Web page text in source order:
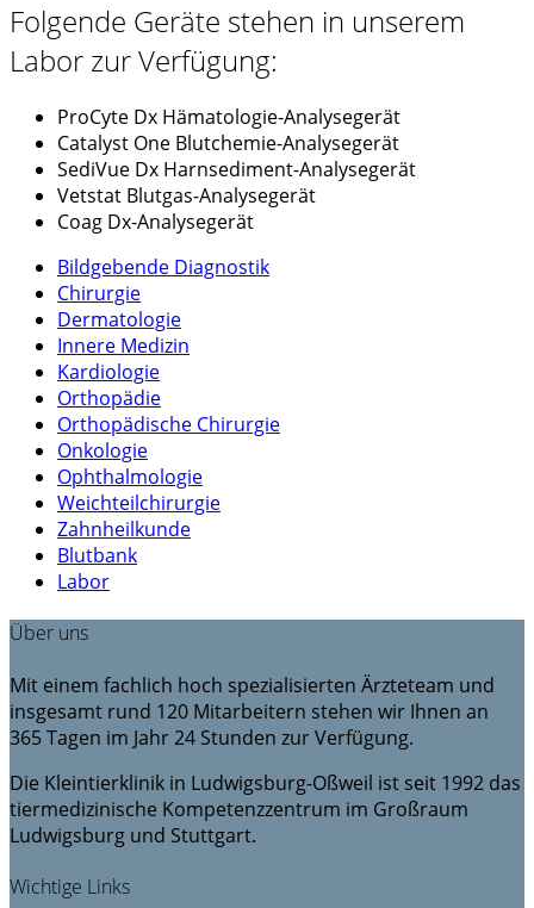
Folgende Geräte stehen in unserem
Labor zur Verfügung:
ProCyte Dx Hämatologie-Analysegerät
Catalyst One Blutchemie-Analysegerät
SediVue Dx Harnsediment-Analysegerät
Vetstat Blutgas-Analysegerät
Coag Dx-Analysegerät
Bildgebende Diagnostik
Chirurgie
Dermatologie
Innere Medizin
Kardiologie
Orthopädie
Orthopädische Chirurgie
Onkologie
Ophthalmologie
Weichteilchirurgie
Zahnheilkunde
Blutbank
Labor
Über uns
Mit einem fachlich hoch spezialisierten Ärzteteam und
insgesamt rund 120 Mitarbeitern stehen wir Ihnen an
365 Tagen im Jahr 24 Stunden zur Verfügung.
Die Kleintierklinik in Ludwigsburg-Oßweil ist seit 1992 das
tiermedizinische Kompetenzzentrum im Großraum
Ludwigsburg und Stuttgart.
Wichtige Links